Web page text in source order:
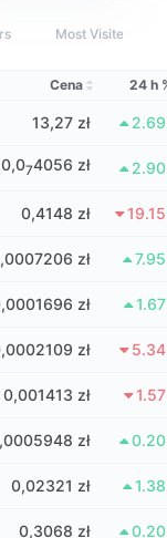
Most Visited
Cena 24 h
13,27 zł
0,074056 zł
0,4148 zł
zł
zł
zł
0,001413 zł
zł
0,02321 zł
0,3068 zł